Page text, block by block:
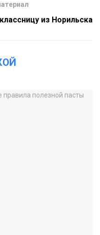
из Норильска